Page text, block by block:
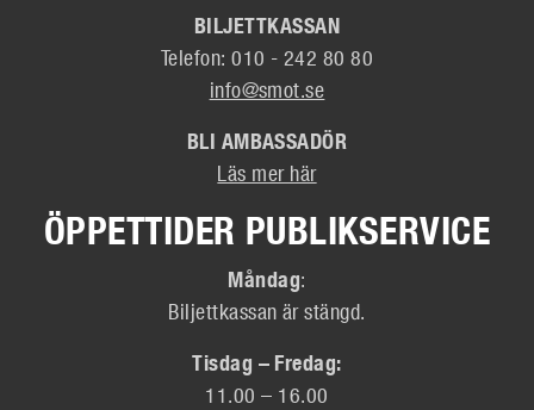
BILJETTKASSAN
Telefon: 010 - 242 80 80
info@smot.se
BLI AMBASSADÖR
Läs mer här
ÖPPETTIDER PUBLIKSERVICE
Måndag:
Biljettkassan är stängd.
Tisdag – Fredag:
11.00 – 16.00